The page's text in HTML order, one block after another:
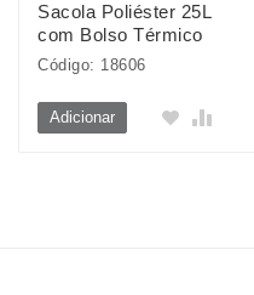
Sacola Poliéster 25L
com Bolso Térmico
Código: 18606
Adicionar